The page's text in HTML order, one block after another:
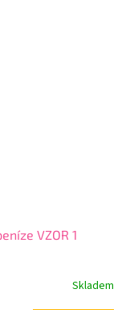
VZOR 1
Skladem